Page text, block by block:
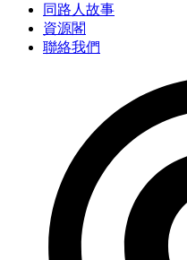
同路人故事
資源閣
聯絡我們